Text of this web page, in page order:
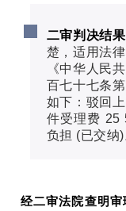
二审判决结
楚，适用法
《中华人民
百七十七条
如下：驳回
件受理费 25
负担 (已交纳)
经二审法院查明